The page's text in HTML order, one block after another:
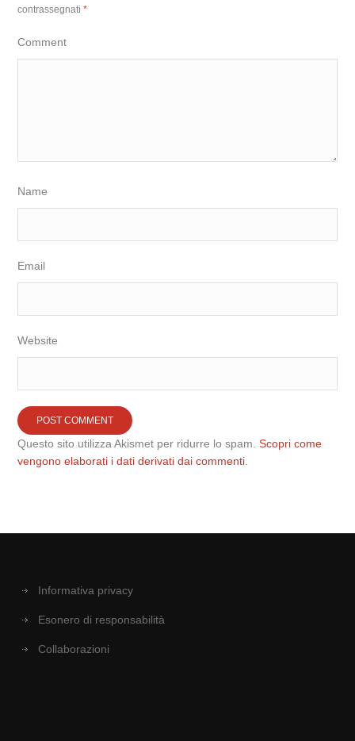
contrassegnati*
Comment
Name
Email
Website
Questo sito utilizza Akismet per ridurre lo spam.Scopri come
vengono elaborati i dati derivati dai commenti
Informativa privacy
Esonero di responsabilità
Collaborazioni